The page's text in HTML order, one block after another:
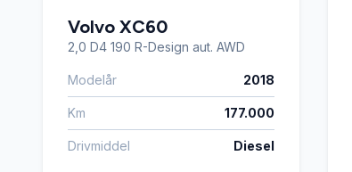
Volvo XC60
2,0 D4 190 R-Design aut. AWD
Modelår 2018
Km 177.000
Drivmiddel Diesel